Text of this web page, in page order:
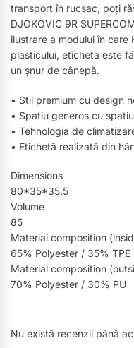
transport în rucsac, poți
DJOKOVIC 9R
ilustrare a modului în care
plasticului, eticheta este
un șnur de cânepă.
• Stil premium cu design
• Spatiu generos cu
• Tehnologia de
• Etichetă realizată din
Dimensions
80*35*35.5
Volume
85
Material composition
65% Polyester / 35% TPE
Material composition
70% Polyester / 30% PU
Nu există recenzii până